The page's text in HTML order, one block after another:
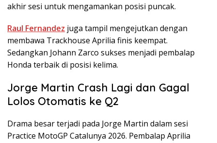
akhir sesi untuk mengamankan posisi puncak.
Raul Fernandez juga tampil mengejutkan dengan
membawa Trackhouse Aprilia finis keempat.
Sedangkan Johann Zarco sukses menjadi pembalap
Honda terbaik di posisi kelima.
Jorge Martin Crash Lagi dan Gagal
Lolos Otomatis ke Q2
Drama besar terjadi pada Jorge Martin dalam sesi
Practice MotoGP Catalunya 2026. Pembalap Aprilia